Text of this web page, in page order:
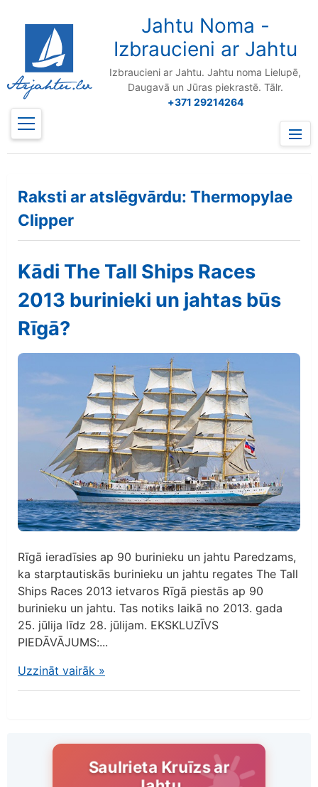
Jahtu Noma -
Izbraucieni ar Jahtu
Izbraucieni ar Jahtu. Jahtu noma Lielupē,
Daugavā un Jūras piekrastē. Tālr.
+371 29214264
Menu
Raksti ar atslēgvārdu: Thermopylae
Clipper
Kādi The Tall Ships Races
2013 burinieki un jahtas būs
Rīgā?
Rīgā ieradīsies ap 90 burinieku un jahtu Paredzams,
ka starptautiskās burinieku un jahtu regates The Tall
Ships Races 2013 ietvaros Rīgā piestās ap 90
burinieku un jahtu. Tas notiks laikā no 2013. gada
25. jūlija līdz 28. jūlijam. EKSKLUZĪVS
PIEDĀVĀJUMS:...
Uzzināt vairāk »
Saulrieta Kruīzs ar